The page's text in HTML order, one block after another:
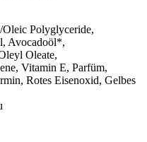
Polyglyceride,
Avocadoöl*,
Oleate,
Vitamin E, Parfüm,
Rotes Eisenoxid, Gelbes